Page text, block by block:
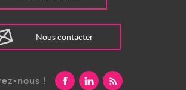
Nous contacter
nous !